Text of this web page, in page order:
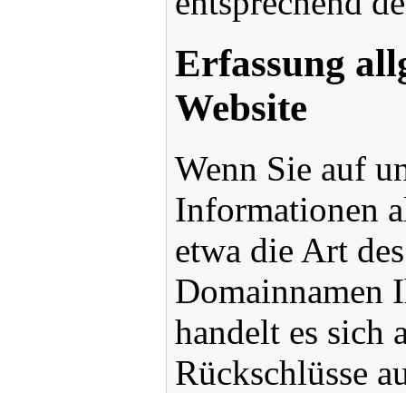
Erfassung
Website
Wenn Sie auf
Informationen
etwa die Art
Domainnamen
handelt es sich
Rückschlüsse